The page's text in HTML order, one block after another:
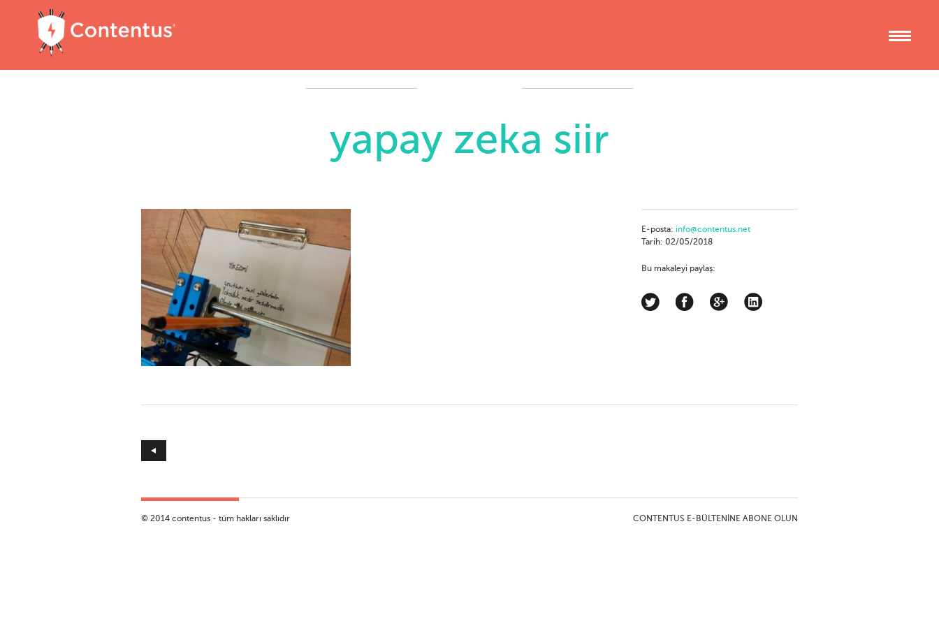
yapay zeka siir
E-posta: info@contentus.net
Tarih: 02/05/2018
Bu makaleyi paylaş:
CONTENTUS E-BÜLTENINE ABONE OLUN
© 2014 contentus - tüm hakları saklıdır